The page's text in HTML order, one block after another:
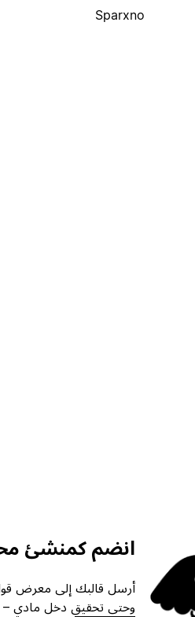
Sparxno
انضم كمنشئ
وحتى تحقيق دخل مادي